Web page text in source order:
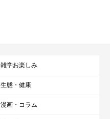
雑学お楽しみ
生態・健康
漫画・コラム